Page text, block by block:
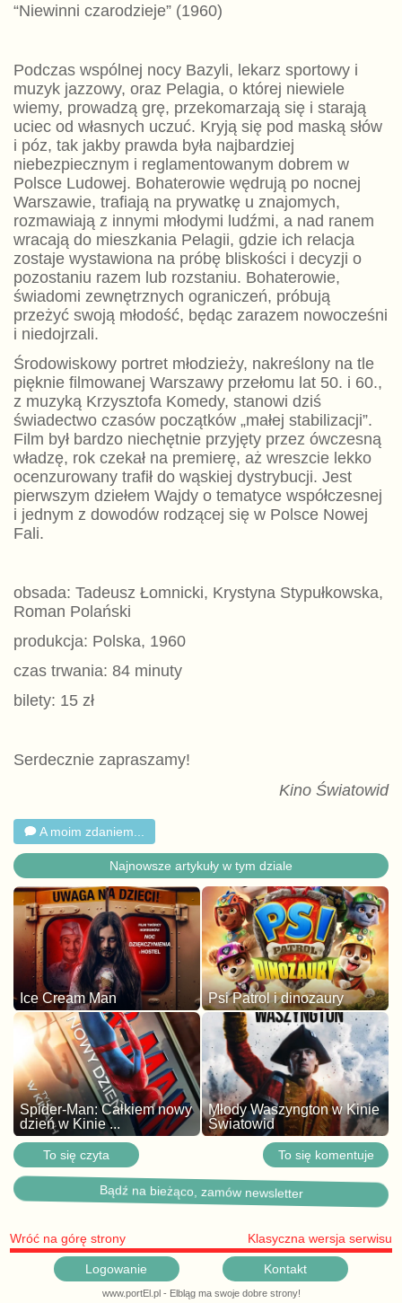
“Niewinni czarodzieje” (1960)
Podczas wspólnej nocy Bazyli, lekarz sportowy i
muzyk jazzowy, oraz Pelagia, o której niewiele
wiemy, prowadzą grę, przekomarzają się i starają
uciec od własnych uczuć. Kryją się pod maską słów
i póz, tak jakby prawda była najbardziej
niebezpiecznym i reglamentowanym dobrem w
Polsce Ludowej. Bohaterowie wędrują po nocnej
Warszawie, trafiają na prywatkę u znajomych,
rozmawiają z innymi młodymi ludźmi, a nad ranem
wracają do mieszkania Pelagii, gdzie ich relacja
zostaje wystawiona na próbę bliskości i decyzji o
pozostaniu razem lub rozstaniu. Bohaterowie,
świadomi zewnętrznych ograniczeń, próbują
przeżyć swoją młodość, będąc zarazem nowocześni
i niedojrzali.
Środowiskowy portret młodzieży, nakreślony na tle
pięknie filmowanej Warszawy przełomu lat 50. i 60.,
z muzyką Krzysztofa Komedy, stanowi dziś
świadectwo czasów początków „małej stabilizacji”.
Film był bardzo niechętnie przyjęty przez ówczesną
władzę, rok czekał na premierę, aż wreszcie lekko
ocenzurowany trafił do wąskiej dystrybucji. Jest
pierwszym dziełem Wajdy o tematyce współczesnej
i jednym z dowodów rodzącej się w Polsce Nowej
Fali.
obsada: Tadeusz Łomnicki, Krystyna Stypułkowska,
Roman Polański
produkcja: Polska, 1960
czas trwania: 84 minuty
bilety: 15 zł
Serdecznie zapraszamy!
Kino Światowid
A moim zdaniem...
Najnowsze artykuły w tym dziale
Ice Cream Man Psi Patrol i dinozaury
Spider-Man: Całkiem nowy
dzień w Kinie ...
Młody Waszyngton w Kinie
Światowid
To się czyta To się komentuje
Bądź na bieżąco, zamów newsletter
Wróć na górę strony Klasyczna wersja serwisu
Logowanie Kontakt
www.portEl.pl - Elbląg ma swoje dobre strony!